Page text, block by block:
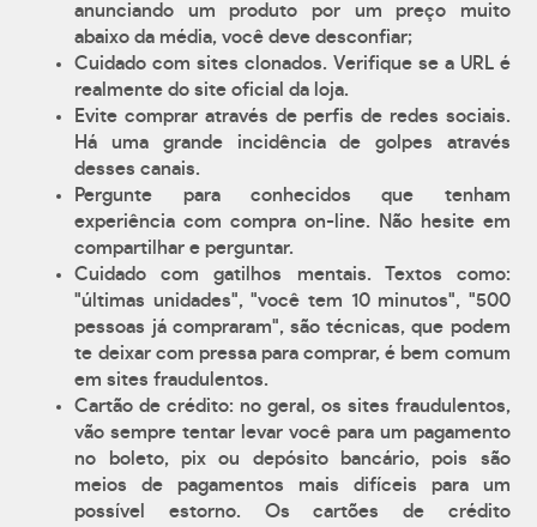
anunciando um produto por um preço muito
abaixo da média, você deve desconfiar;
Cuidado com sites clonados. Verifique se a URL é
realmente do site oficial da loja.
Evite comprar através de perfis de redes sociais.
Há uma grande incidência de golpes através
desses canais.
Pergunte para conhecidos que tenham
experiência com compra on-line. Não hesite em
compartilhar e perguntar.
Cuidado com gatilhos mentais. Textos como:
"últimas unidades", "você tem 10 minutos", "500
pessoas já compraram", são técnicas, que podem
te deixar com pressa para comprar, é bem comum
em sites fraudulentos.
Cartão de crédito: no geral, os sites fraudulentos,
vão sempre tentar levar você para um pagamento
no boleto, pix ou depósito bancário, pois são
meios de pagamentos mais difíceis para um
possível estorno. Os cartões de crédito